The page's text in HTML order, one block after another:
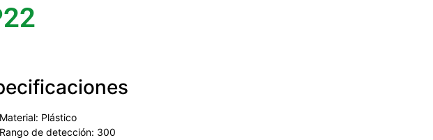
Material: Plástico
Rango de detección: 300